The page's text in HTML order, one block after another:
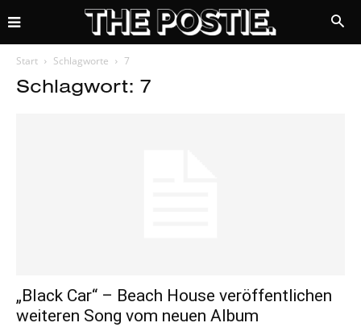
Start Schlagworte 7
Schlagwort: 7
„Black Car“ – Beach House veröffentlichen
weiteren Song vom neuen Album